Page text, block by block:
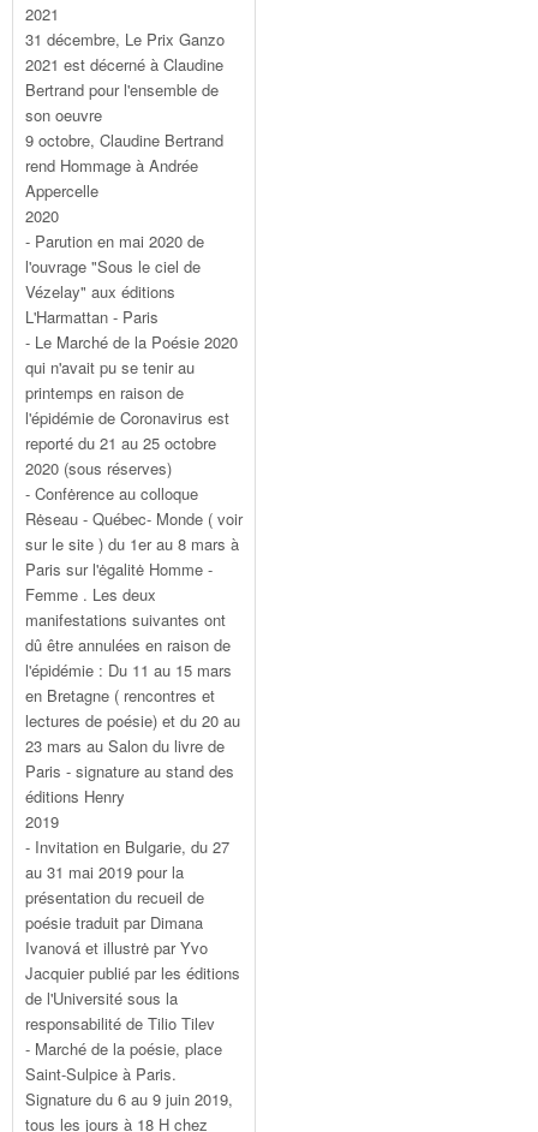
2021
31 décembre, Le Prix Ganzo
2021 est décerné à Claudine
Bertrand pour l'ensemble de
son oeuvre
9 octobre, Claudine Bertrand
rend Hommage à Andrée
Appercelle
2020
- Parution en mai 2020 de
l'ouvrage "Sous le ciel de
Vézelay" aux éditions
L'Harmattan - Paris
- Le Marché de la Poésie 2020
qui n'avait pu se tenir au
printemps en raison de
l'épidémie de Coronavirus est
reporté du 21 au 25 octobre
2020 (sous réserves)
- Confėrence au colloque
Rėseau - Québec- Monde ( voir
sur le site ) du 1er au 8 mars à
Paris sur l'ėgalitė Homme -
Femme . Les deux
manifestations suivantes ont
dû être annulées en raison de
l'épidémie : Du 11 au 15 mars
en Bretagne ( rencontres et
lectures de poésie) et du 20 au
23 mars au Salon du livre de
Paris - signature au stand des
éditions Henry
2019
- Invitation en Bulgarie, du 27
au 31 mai 2019 pour la
présentation du recueil de
poésie traduit par Dimana
Ivanová et illustrė par Yvo
Jacquier publié par les éditions
de l'Université sous la
responsabilité de Tilio Tilev
- Marché de la poésie, place
Saint-Sulpice à Paris.
Signature du 6 au 9 juin 2019,
tous les jours à 18 H chez